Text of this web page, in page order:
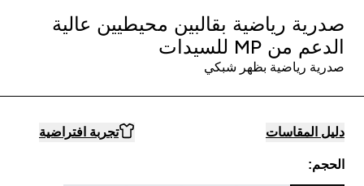
صدرية رياضية بقالبين محيطيين عالية
الدعم من MP للسيدات
صدرية رياضية بظهر شبكي
دليل المقاسات تجربة افتراضية
الحجم: